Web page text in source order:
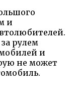
и
рулем
и
не может